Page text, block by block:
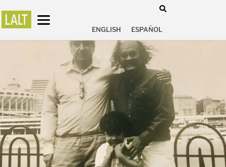
ENGLISH ESPAÑOL